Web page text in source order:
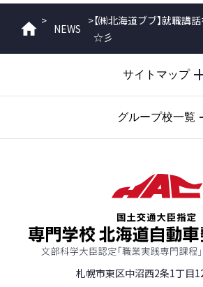
ホーム
>
NEWS
>【㈱北海道ブブ】就職講
☆彡
サイトマップ
グループ校一覧
札幌市東区中沼西2条1丁目